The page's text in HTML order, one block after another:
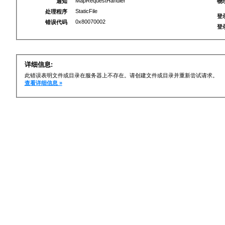
处理程序
StaticFile
错误代码
0x80070002
登
登
详细信息:
此错误表明文件或目录在服务器上不存在。请创建文件或目录并重新尝试请求。
查看详细信息 »